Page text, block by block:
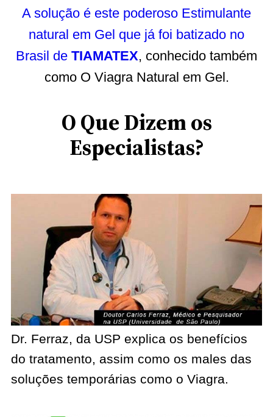
A solução é este poderoso Estimulante
natural em Gel que já foi batizado no
Brasil de TIAMATEX, conhecido também
como O Viagra Natural em Gel.
O Que Dizem os
Especialistas?
Dr. Ferraz, da USP explica os benefícios
do tratamento, assim como os males das
soluções temporárias como o Viagra.